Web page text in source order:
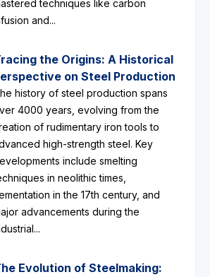
techniques like carbon
and...
the Origins: A Historical
on Steel Production
history of steel production spans
4000 years, evolving from the
of rudimentary iron tools to
high-strength steel. Key
include smelting
in neolithic times,
in the 17th century, and
advancements during the
Evolution of Steelmaking: